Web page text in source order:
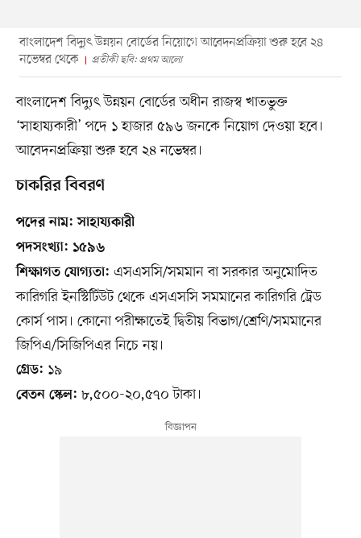
বাংলাদেশ বিদ্যুৎ উন্নয়ন বোর্ডের নিয়োগে আবেদনপ্রক্রিয়া শুরু হবে ২৪
নভেম্বর থেকে
প্রতীকী ছবি: প্রথম আলো
বাংলাদেশ বিদ্যুৎ উন্নয়ন বোর্ডের অধীন রাজস্ব খাতভুক্ত
‘সাহায্যকারী’ পদে ১ হাজার ৫৯৬ জনকে নিয়োগ দেওয়া হবে।
আবেদনপ্রক্রিয়া শুরু হবে ২৪ নভেম্বর।
চাকরির বিবরণ
পদের নাম: সাহায্যকারী
পদসংখ্যা: ১৫৯৬
শিক্ষাগত যোগ্যতা: এসএসসি/সমমান বা সরকার অনুমোদিত
কারিগরি ইনস্টিটিউট থেকে এসএসসি সমমানের কারিগরি ট্রেড
কোর্স পাস। কোনো পরীক্ষাতেই দ্বিতীয় বিভাগ/শ্রেণি/সমমানের
জিপিএ/সিজিপিএর নিচে নয়।
গ্রেড: ১৯
বেতন স্কেল: ৮,৫০০-২০,৫৭০ টাকা।